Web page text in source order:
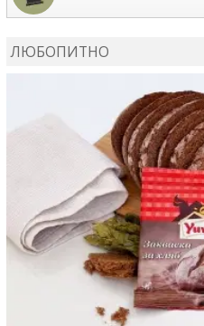
ЛЮБОПИТНО